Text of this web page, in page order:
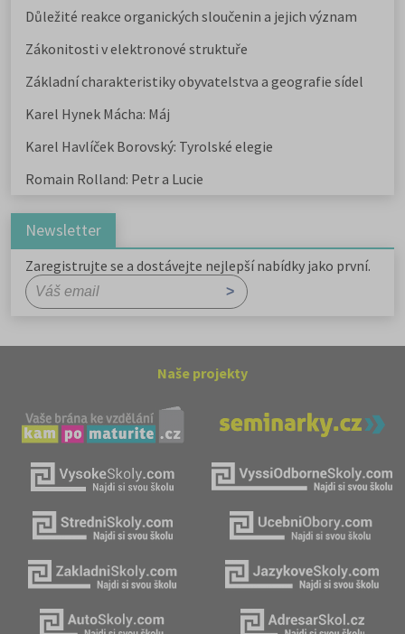
Důležité reakce organických sloučenin a jejich význam
Zákonitosti v elektronové struktuře
Základní charakteristiky obyvatelstva a geografie sídel
Karel Hynek Mácha: Máj
Karel Havlíček Borovský: Tyrolské elegie
Romain Rolland: Petr a Lucie
Newsletter
Zaregistrujte se a dostávejte nejlepší nabídky jako první.
Naše projekty